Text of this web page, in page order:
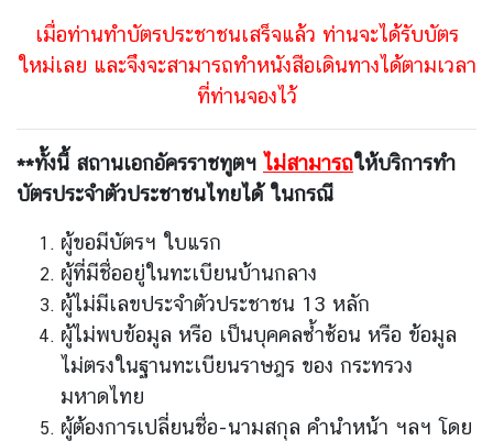
ค
ว
สั
ม
พั
ธ์
ท
-
บ
ล
เมื่อท่านทำบัตรประชาชนเสร็จแล้ว ท่านจะได้รับบัตร
ใหม่เลย และจึงจะสามารถทำหนังสือเดินทางได้ตามเวลา
ที่ท่านจองไว้
**ทั้งนี้ สถานเอกอัครราชทูตฯ ไม่สามารถให้บริการทำ
บัตรประจำตัวประชาชนไทยได้ ในกรณี
ผู้ขอมีบัตรฯ ใบแรก
ผู้ที่มีชื่ออยู่ในทะเบียนบ้านกลาง
ผู้ไม่มีเลขประจำตัวประชาชน 13 หลัก
ผู้ไม่พบข้อมูล หรือ เป็นบุคคลซ้ำซ้อน หรือ ข้อมูล
ไม่ตรงในฐานทะเบียนราษฎร ของ กระทรวง
มหาดไทย
ผู้ต้องการเปลี่ยนชื่อ-นามสกุล คำนำหน้า ฯลฯ โดย